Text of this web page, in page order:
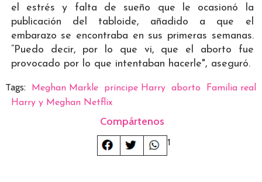
el estrés y falta de sueño que le ocasionó la
publicación del tabloide, añadido a que el
embarazo se encontraba en sus primeras semanas.
“Puedo decir, por lo que vi, que el aborto fue
provocado por lo que intentaban hacerle", aseguró.
Tags: Meghan Markle príncipe Harry aborto
Familia real
Harry y Meghan Netflix
Compártenos
1